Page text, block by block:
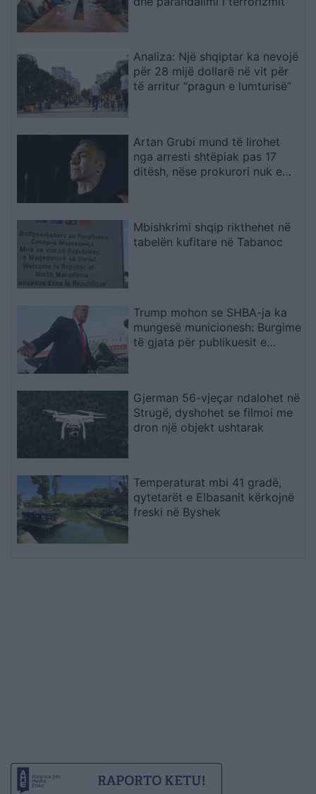
Analiza: Një shqiptar ka nevojë
për 28 mijë dollarë në vit për
të arritur “pragun e lumturisë”
Artan Grubi mund të lirohet
nga arresti shtëpiak pas 17
ditësh, nëse prokurori nuk e
Mbishkrimi shqip rikthehet në
tabelën kufitare në Tabanoc
Trump mohon se SHBA-ja ka
mungesë municionesh: Burgime
të gjata për publikuesit e
Gjerman 56-vjeçar ndalohet në
Strugë, dyshohet se filmoi me
dron një objekt ushtarak
Temperaturat mbi 41 gradë,
qytetarët e Elbasanit kërkojnë
freski në Byshek